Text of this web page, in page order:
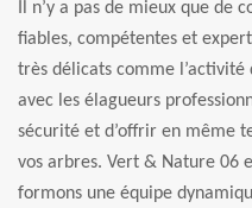
Il n’y a pas de mieux que de
fiables, compétentes et
très délicats comme l’activité
avec les élagueurs
sécurité et d’offrir en même
vos arbres. Vert & Nature 06
formons une équipe